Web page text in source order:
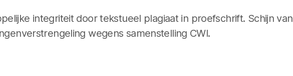
integriteit door tekstueel plagiaat in proefschrift. Schijn van
wegens samenstelling CWI.